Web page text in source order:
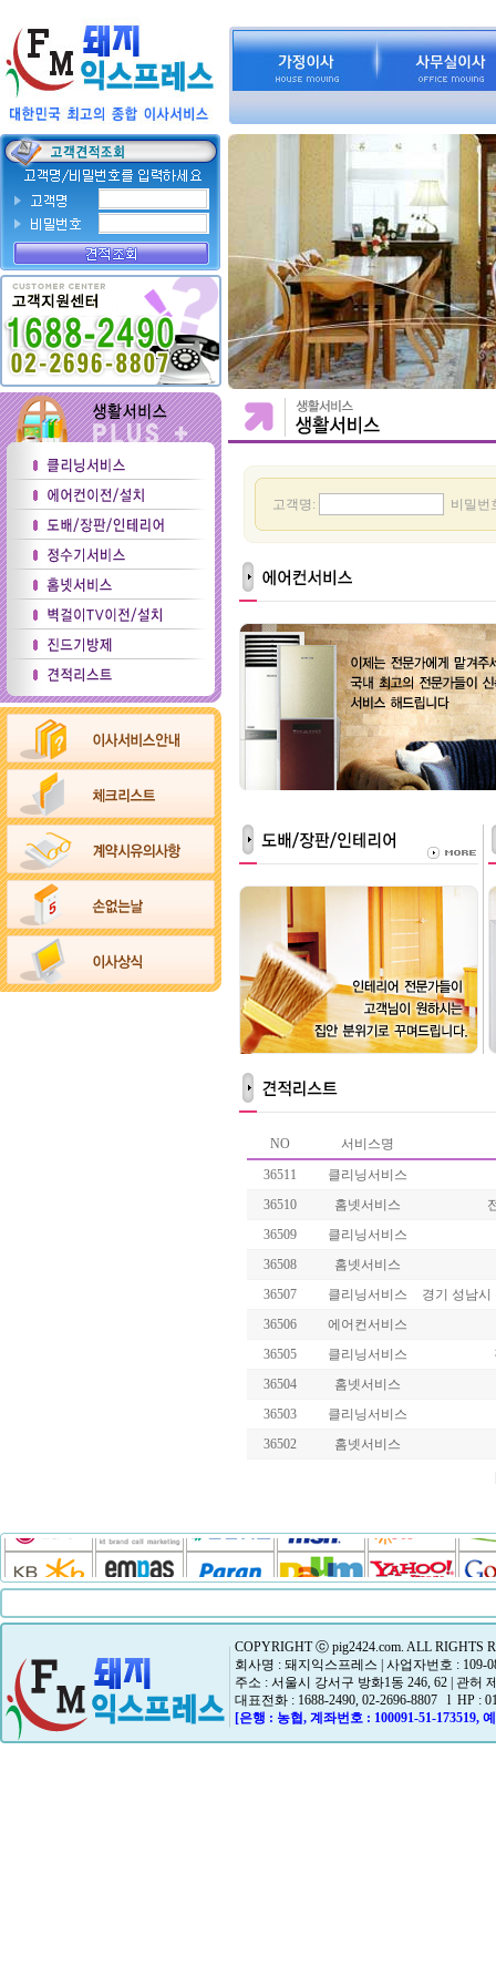
고객명: 비밀번
NO
서비스명
36511
클리닝서비스
36510
홈넷서비스
36509
클리닝서비스
36508
홈넷서비스
36507
클리닝서비스
경기 성남
36506
에어컨서비스
36505
클리닝서비스
36504
홈넷서비스
36503
클리닝서비스
36502
홈넷서비스
COPYRIGHT ⓒ pig2424.com. ALL RIGHTS
회사명 : 돼지익스프레스 | 사업자번호 : 109-
주소 : 서울시 강서구 방화1동 246, 62 | 관허
대표전화 : 1688-2490, 02-2696-8807 l HP :
[은행 : 농협, 계좌번호 : 100091-51-173519,